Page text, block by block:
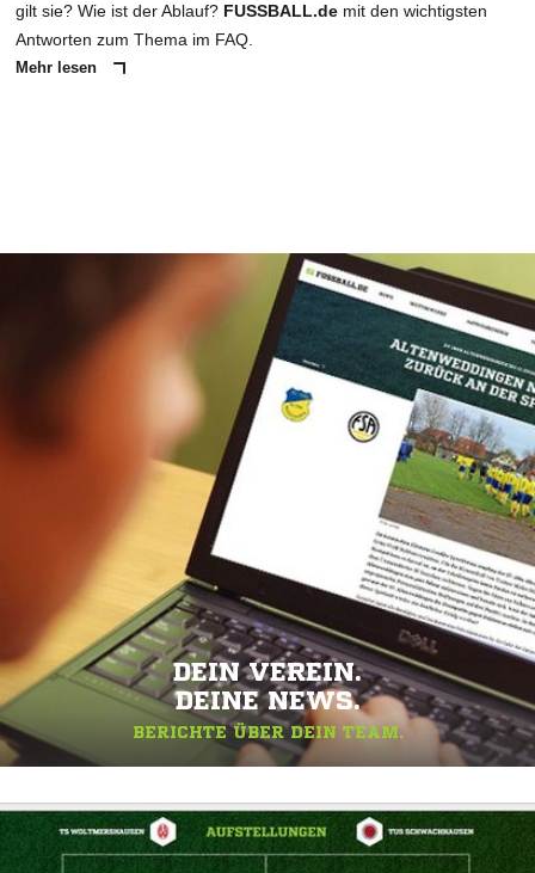
gilt sie? Wie ist der Ablauf? FUSSBALL.de mit den wichtigsten
Antworten zum Thema im FAQ.
Mehr lesen
DEIN VEREIN.
DEINE NEWS.
BERICHTE ÜBER DEIN TEAM.